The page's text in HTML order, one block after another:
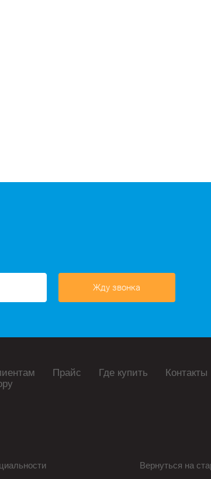
Жду звонка
Прайс Где купить Контакты
Вернуться на